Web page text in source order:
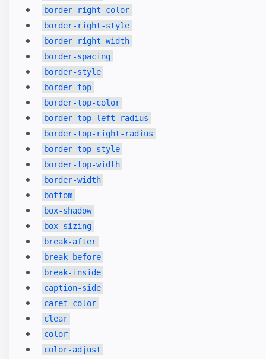
border-right-color
border-right-style
border-right-width
border-spacing
border-style
border-top
border-top-color
border-top-left-radius
border-top-right-radius
border-top-style
border-top-width
border-width
bottom
box-shadow
box-sizing
break-after
break-before
break-inside
caption-side
caret-color
clear
color
color-adjust